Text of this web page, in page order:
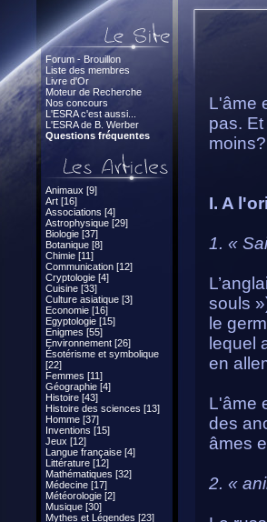
Forum - Brouillon
Liste des membres
Livre d'Or
Moteur de Recherche
Nos concours
L'ESRA c'est aussi...
L'ESRA de B. Werber
Questions fréquentes
Animaux [9]
Art [16]
Associations [4]
Astrophysique [29]
Biologie [37]
Botanique [8]
Chimie [11]
Communication [12]
Cryptologie [4]
Cuisine [33]
Culture asiatique [3]
Economie [16]
Egyptologie [15]
Enigmes [55]
Environnement [26]
Ésotérisme et symbolique
[22]
Femmes [11]
Géographie [4]
Histoire [43]
Histoire des sciences [13]
Homme [37]
Inventions [15]
Jeux [12]
Langue française [4]
Littérature [12]
Mathématiques [32]
Médecine [17]
Météorologie [2]
Musique [30]
Mythes et Légendes [23]
L'âme
pas.
I. A
1. «
souls
le
lequel
en
L'âme
des
âmes
2. «